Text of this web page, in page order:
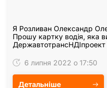
Я Розливан Олександр
Прошу картку водія, яка
ДержавтотрансНДІпроект
6 липня 2022 о 17:50
Детальніше